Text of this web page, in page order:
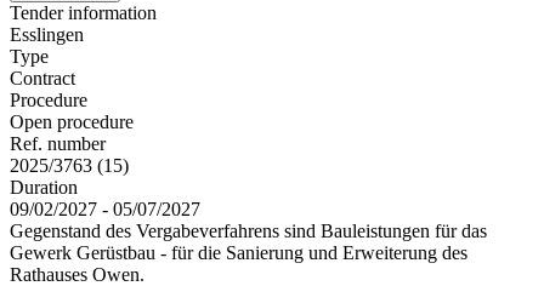
Tender information
Esslingen
Type
Contract
Procedure
Open procedure
Ref. number
2025/3763 (15)
Duration
09/02/2027 - 05/07/2027
Gegenstand des Vergabeverfahrens sind Bauleistungen für das
Gewerk Gerüstbau - für die Sanierung und Erweiterung des
Rathauses Owen.